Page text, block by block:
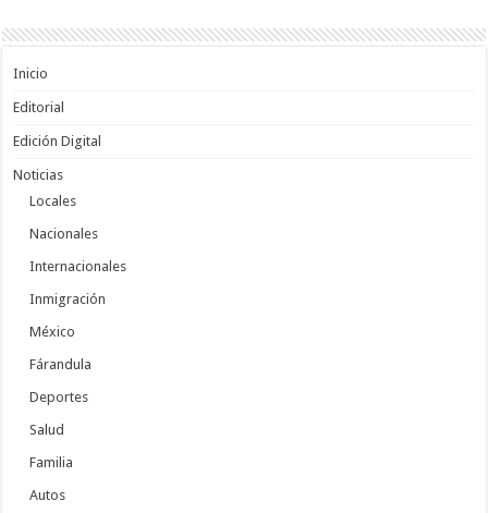
Inicio
Editorial
Edición Digital
Noticias
Locales
Nacionales
Internacionales
Inmigración
México
Fárandula
Deportes
Salud
Familia
Autos